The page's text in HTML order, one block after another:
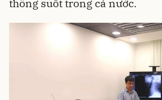
thông suốt trong cả nước.